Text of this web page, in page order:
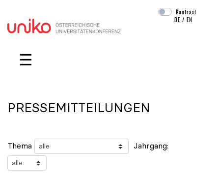
Navigation überspringen
Kontrast
DE /EN
☰
PRESSEMITTEILUNGEN
Thema Jahrgang: